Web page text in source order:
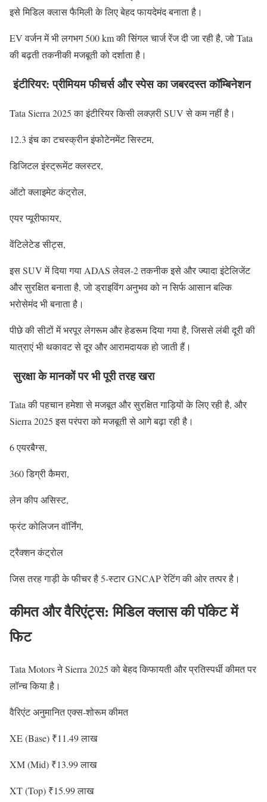
इसे मिडिल क्लास फैमिली के लिए बेहद फायदेमंद बनाता है।
EV वर्जन में भी लगभग 500 km की सिंगल चार्ज रेंज दी जा रही है, जो Tata
की बढ़ती तकनीकी मजबूती को दर्शाता है।
इंटीरियर: प्रीमियम फीचर्स और स्पेस का जबरदस्त कॉम्बिनेशन
Tata Sierra 2025 का इंटीरियर किसी लक्ज़री SUV से कम नहीं है।
12.3 इंच का टचस्क्रीन इंफोटेनमेंट सिस्टम,
डिजिटल इंस्ट्रूमेंट क्लस्टर,
ऑटो क्लाइमेट कंट्रोल,
एयर प्यूरीफायर,
वेंटिलेटेड सीट्स,
इस SUV में दिया गया ADAS लेवल-2 तकनीक इसे और ज्यादा इंटेलिजेंट
और सुरक्षित बनाता है, जो ड्राइविंग अनुभव को न सिर्फ आसान बल्कि
भरोसेमंद भी बनाता है।
पीछे की सीटों में भरपूर लेगरूम और हेडरूम दिया गया है, जिससे लंबी दूरी की
यात्राएं भी थकावट से दूर और आरामदायक हो जाती हैं।
सुरक्षा के मानकों पर भी पूरी तरह खरा
Tata की पहचान हमेशा से मजबूत और सुरक्षित गाड़ियों के लिए रही है, और
Sierra 2025 इस परंपरा को मजबूती से आगे बढ़ा रही है।
6 एयरबैग्स,
360 डिग्री कैमरा,
लेन कीप असिस्ट,
फ्रंट कोलिजन वॉर्निंग,
ट्रैक्शन कंट्रोल
जिस तरह गाड़ी के फीचर है 5-स्टार GNCAP रेटिंग की ओर तत्पर है।
कीमत और वैरिएंट्स: मिडिल क्लास की पॉकेट में
फिट
Tata Motors ने Sierra 2025 को बेहद किफायती और प्रतिस्पर्धी कीमत पर
लॉन्च किया है।
वैरिएंट अनुमानित एक्स-शोरूम कीमत
XE (Base) ₹11.49 लाख
XM (Mid) ₹13.99 लाख
XT (Top) ₹15.99 लाख